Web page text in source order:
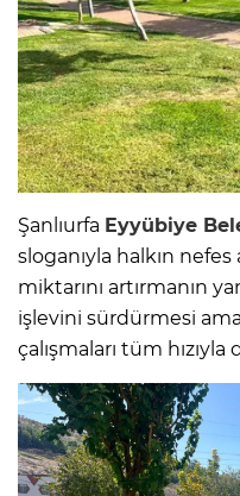
Şanlıurfa Eyyübiye
sloganıyla halkın nefes
miktarını artırmanın
işlevini sürdürmesi
çalışmaları tüm